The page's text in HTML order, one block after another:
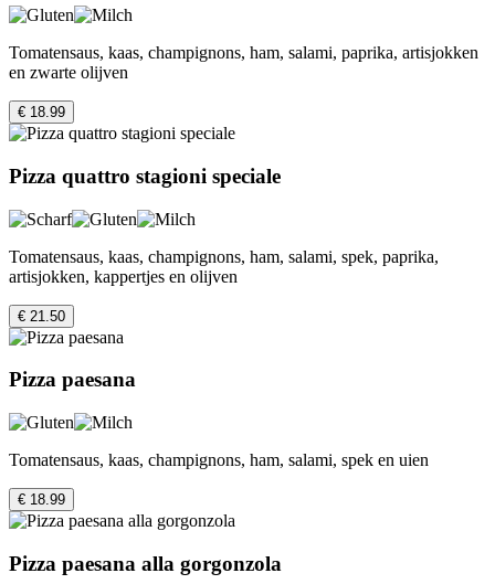
Tomatensaus, kaas, champignons, ham, salami, paprika, artisjokken
en zwarte olijven
€ 18.99
Pizza quattro stagioni speciale
Tomatensaus, kaas, champignons, ham, salami, spek, paprika,
artisjokken, kappertjes en olijven
€ 21.50
Pizza paesana
Tomatensaus, kaas, champignons, ham, salami, spek en uien
€ 18.99
Pizza paesana alla gorgonzola